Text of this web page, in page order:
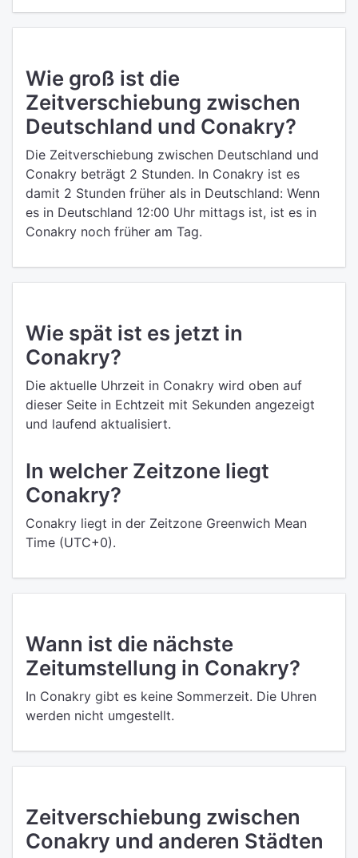
Wie groß ist die
Zeitverschiebung zwischen
Deutschland und Conakry?
Die Zeitverschiebung zwischen Deutschland und
Conakry beträgt 2 Stunden. In Conakry ist es
damit 2 Stunden früher als in Deutschland: Wenn
es in Deutschland 12:00 Uhr mittags ist, ist es in
Conakry noch früher am Tag.
Wie spät ist es jetzt in
Conakry?
Die aktuelle Uhrzeit in Conakry wird oben auf
dieser Seite in Echtzeit mit Sekunden angezeigt
und laufend aktualisiert.
In welcher Zeitzone liegt
Conakry?
Conakry liegt in der Zeitzone Greenwich Mean
Time (UTC+0).
Wann ist die nächste
Zeitumstellung in Conakry?
In Conakry gibt es keine Sommerzeit. Die Uhren
werden nicht umgestellt.
Zeitverschiebung zwischen
Conakry und anderen Städten